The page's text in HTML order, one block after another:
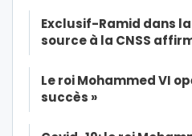
Exclusif-Ramid dans
source à la CNSS
Le roi Mohammed VI
succès »